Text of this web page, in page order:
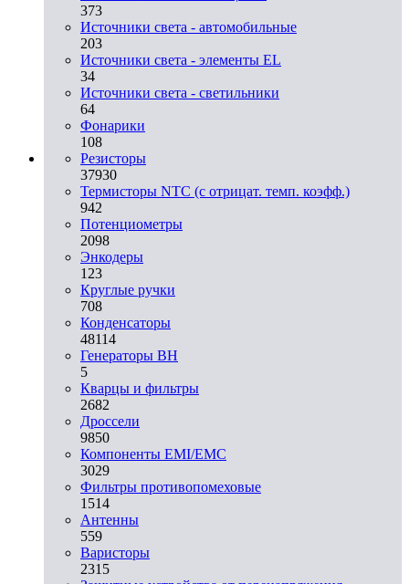
373
Источники света - автомобильные
203
Источники света - элементы EL
34
Источники света - светильники
64
Фонарики
108
Резисторы
37930
Термисторы NTC (с отрицат. темп. коэфф.)
942
Потенциометры
2098
Энкодеры
123
Круглые ручки
708
Конденсаторы
48114
Генераторы ВН
5
Кварцы и фильтры
2682
Дроссели
9850
Компоненты EMI/EMC
3029
Фильтры противопомеховые
1514
Антенны
559
Варисторы
2315